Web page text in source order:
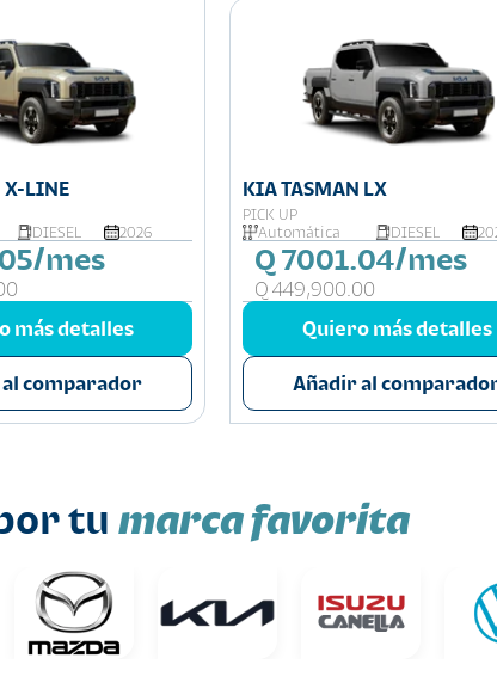
X-LINE
DIESEL 2026
mes
más detalles
comparador
KIA TASMAN LX
PICK UP
Automática
DIESEL
Q 7001.04/mes
Q 449,900.00
Quiero más detalles
Añadir al
tu marca favorita